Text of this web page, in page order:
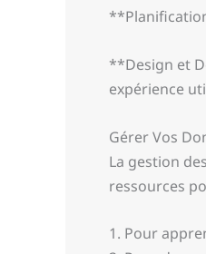
**Design et
expérience
Gérer Vos
La gestion
ressources
1. Pour